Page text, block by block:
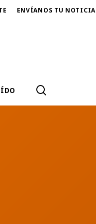
ENVÍANOS TU NOTICIA